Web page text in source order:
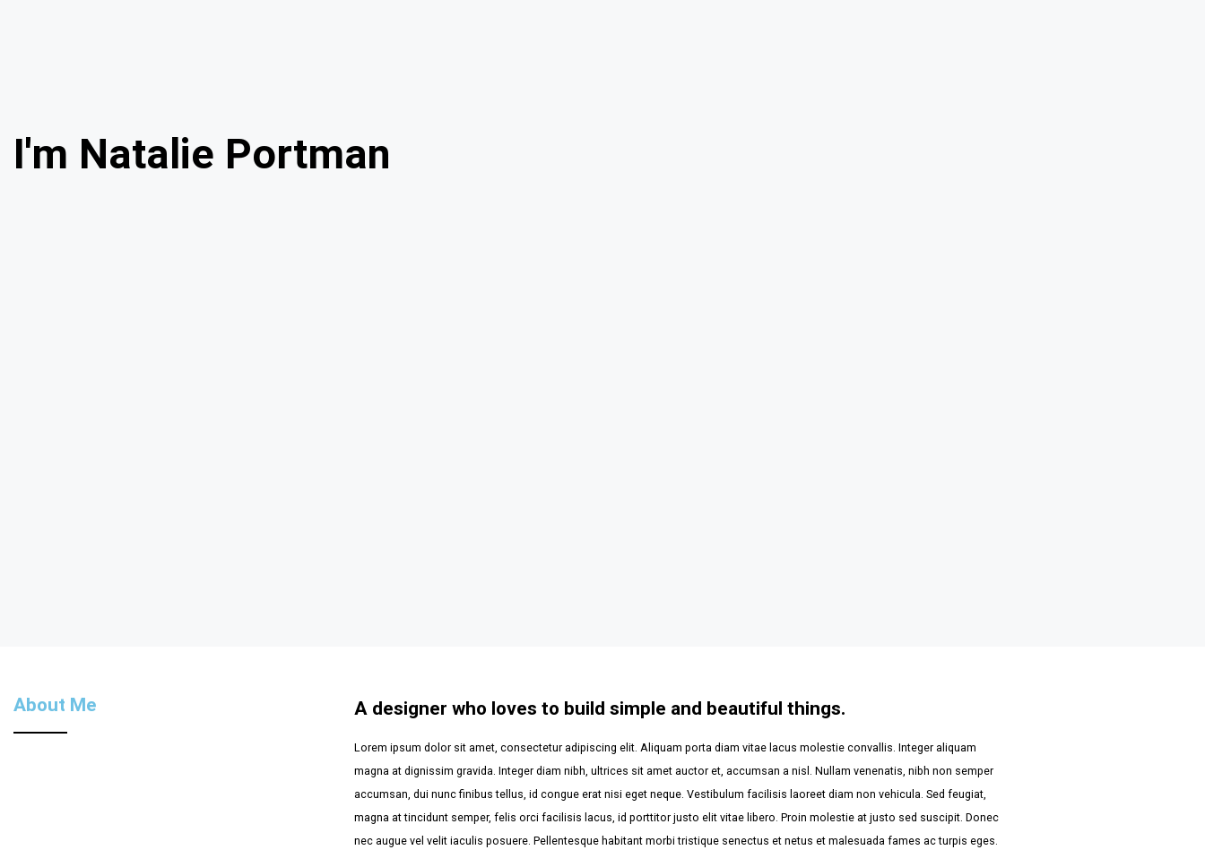
I'm Natalie Portman
About Me A designer who loves to build simple and beautiful things.
Lorem ipsum dolor sit amet, consectetur adipiscing elit. Aliquam porta diam vitae lacus molestie convallis. Integer aliquam
magna at dignissim gravida. Integer diam nibh, ultrices sit amet auctor et, accumsan a nisl. Nullam venenatis, nibh non semper
accumsan, dui nunc finibus tellus, id congue erat nisi eget neque. Vestibulum facilisis laoreet diam non vehicula. Sed feugiat,
magna at tincidunt semper, felis orci facilisis lacus, id porttitor justo elit vitae libero. Proin molestie at justo sed suscipit. Donec
nec augue vel velit iaculis posuere. Pellentesque habitant morbi tristique senectus et netus et malesuada fames ac turpis eges.